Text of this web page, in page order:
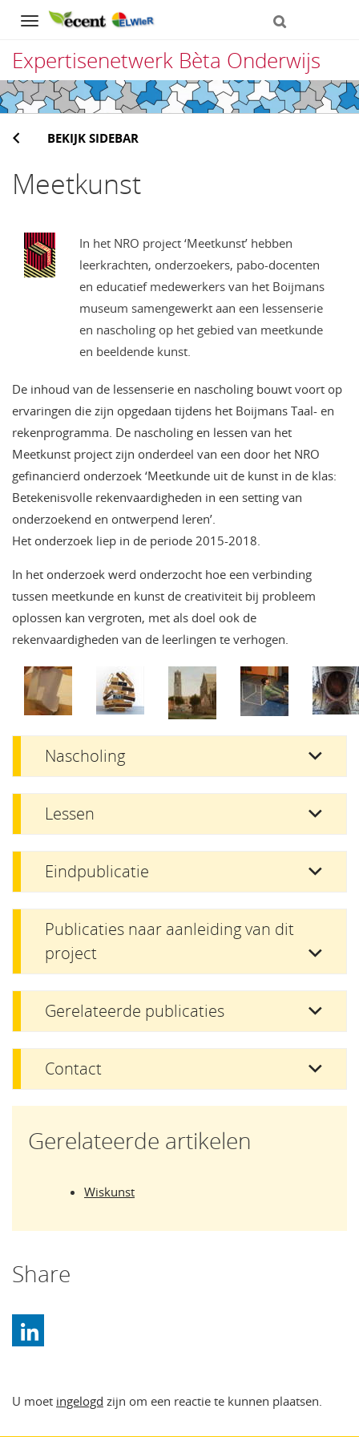
Navigation
Expertisenetwerk Bèta Onderwijs
Direct
naar
het
inhoud
BEKIJK SIDEBAR
Meetkunst
In het NRO project ‘Meetkunst’ hebben
leerkrachten, onderzoekers, pabo-docenten
en educatief medewerkers van het Boijmans
museum samengewerkt aan een lessenserie
en nascholing op het gebied van meetkunde
en beeldende kunst.
De inhoud van de lessenserie en nascholing bouwt voort op
ervaringen die zijn opgedaan tijdens het Boijmans Taal- en
rekenprogramma. De nascholing en lessen van het
Meetkunst project zijn onderdeel van een door het NRO
gefinancierd onderzoek ‘Meetkunde uit de kunst in de klas:
Betekenisvolle rekenvaardigheden in een setting van
onderzoekend en ontwerpend leren’.
Het onderzoek liep in de periode 2015-2018.
In het onderzoek werd onderzocht hoe een verbinding
tussen meetkunde en kunst de creativiteit bij probleem
oplossen kan vergroten, met als doel ook de
rekenvaardigheden van de leerlingen te verhogen.
Nascholing
Lessen
Eindpublicatie
Publicaties naar aanleiding van dit
project
Gerelateerde publicaties
Contact
Gerelateerde artikelen
Wiskunst
Share
U moet ingelogd zijn om een reactie te kunnen plaatsen.